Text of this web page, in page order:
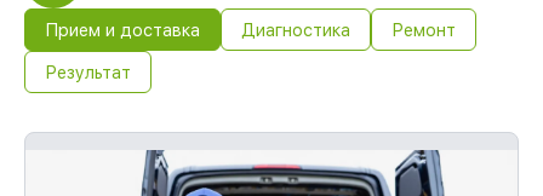
Прием и доставка Диагностика Ремонт
Результат